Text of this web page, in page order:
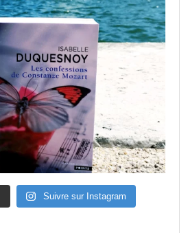
Suivre sur Instagram